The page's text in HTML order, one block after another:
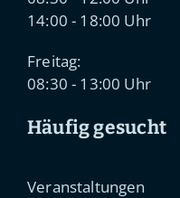
14:00 - 18:00 Uhr
Freitag:
08:30 - 13:00 Uhr
Häufig gesucht
Veranstaltungen